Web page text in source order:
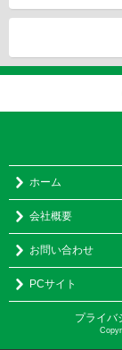
ホーム
会社概要
お問い合わせ
PCサイト
プライバ